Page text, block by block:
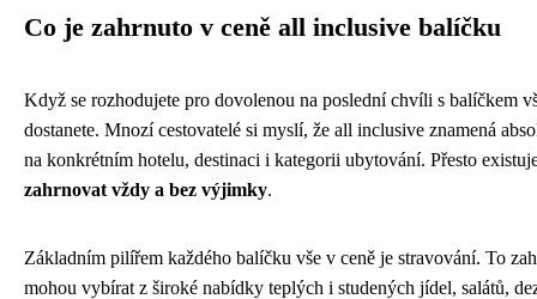
Co je zahrnuto v ceně all inclusive balíčku
Když se rozhodujete pro dovolenou na poslední chvíli s balíčkem
dostanete. Mnozí cestovatelé si myslí, že all inclusive znamená
na konkrétním hotelu, destinaci i kategorii ubytování. Přesto
zahrnovat vždy a bez výjimky.
Základním pilířem každého balíčku vše v ceně je stravování. To
mohou vybírat z široké nabídky teplých i studených jídel, salátů,